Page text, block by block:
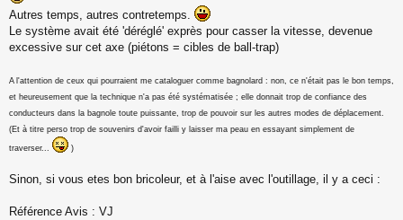
n
l
u
Autres temps, autres contretemps.
Le système avait été 'déréglé' exprès pour casser la vitesse, devenue
excessive sur cet axe (piétons = cibles de ball-trap)
A l'attention de ceux qui pourraient me cataloguer comme bagnolard : non, ce n'était pas le bon temps,
et heureusement que la technique n'a pas été systématisée ; elle donnait trop de confiance des
conducteurs dans la bagnole toute puissante, trop de pouvoir sur les autres modes de déplacement.
(Et à titre perso trop de souvenirs d'avoir failli y laisser ma peau en essayant simplement de
traverser... )
Sinon, si vous etes bon bricoleur, et à l'aise avec l'outillage, il y a ceci :
Référence Avis : VJ